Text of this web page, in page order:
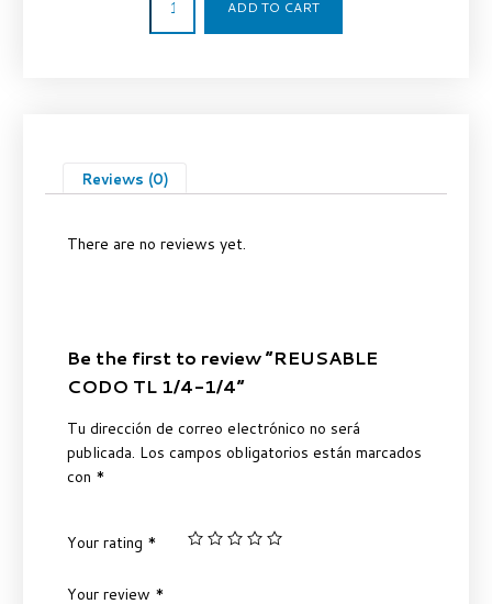
ADD TO CART
Reviews (0)
There are no reviews yet.
Be the first to review “REUSABLE
CODO TL 1/4-1/4”
Tu dirección de correo electrónico no será
publicada. Los campos obligatorios están marcados
con *
Your rating *
Your review *